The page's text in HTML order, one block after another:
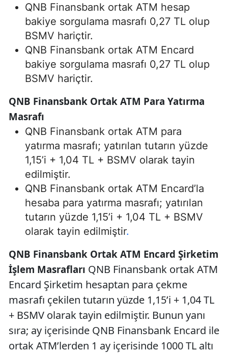
QNB Finansbank ortak ATM hesap
bakiye sorgulama masrafı 0,27 TL olup
BSMV hariçtir.
QNB Finansbank ortak ATM Encard
bakiye sorgulama masrafı 0,27 TL olup
BSMV hariçtir.
QNB Finansbank Ortak ATM Para Yatırma
Masrafı
QNB Finansbank ortak ATM para
yatırma masrafı; yatırılan tutarın yüzde
1,15’i + 1,04 TL + BSMV olarak tayin
edilmiştir.
QNB Finansbank ortak ATM Encard’la
hesaba para yatırma masrafı; yatırılan
tutarın yüzde 1,15’i + 1,04 TL + BSMV
olarak tayin edilmiştir.
QNB Finansbank Ortak ATM Encard Şirketim
İşlem Masrafları QNB Finansbank ortak ATM
Encard Şirketim hesaptan para çekme
masrafı çekilen tutarın yüzde 1,15’i + 1,04 TL
+ BSMV olarak tayin edilmiştir. Bunun yanı
sıra; ay içerisinde QNB Finansbank Encard ile
ortak ATM’lerden 1 ay içerisinde 1000 TL altı